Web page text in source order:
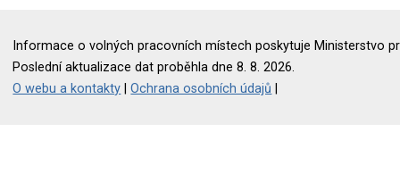
Informace o volných pracovních místech poskytuje Ministerstvo
Poslední aktualizace dat proběhla dne 8. 8. 2026.
O webu a kontakty |Ochrana osobních údajů